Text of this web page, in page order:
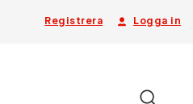
Registrera Logga in